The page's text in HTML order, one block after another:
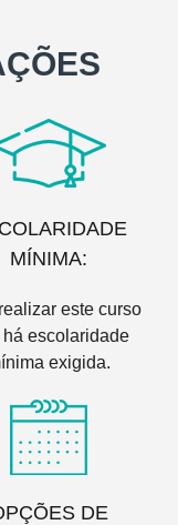
MÍNIMA:
este curso
há escolaridade
exigida.
DE